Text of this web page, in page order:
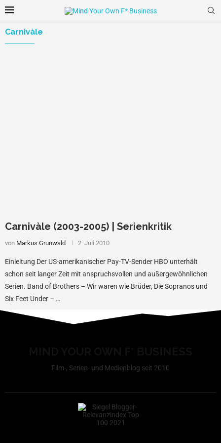
Carnivàle
Carnivàle (2003-2005) | Serienkritik
von Markus Grunwald 2. Juli 2010
Einleitung Der US-amerikanischer Pay-TV-Sender HBO unterhält
schon seit langer Zeit mit anspruchsvollen und außergewöhnlichen
Serien. Band of Brothers – Wir waren wie Brüder, Die Sopranos und
Six Feet Under – …
Film-, Serien- und Medienblog seit 2010